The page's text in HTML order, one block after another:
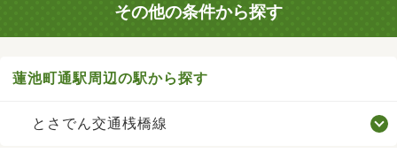
その他の条件から探す
蓮池町通駅周辺の駅から探す
とさでん交通桟橋線